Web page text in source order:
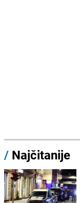
/ Najčitanije